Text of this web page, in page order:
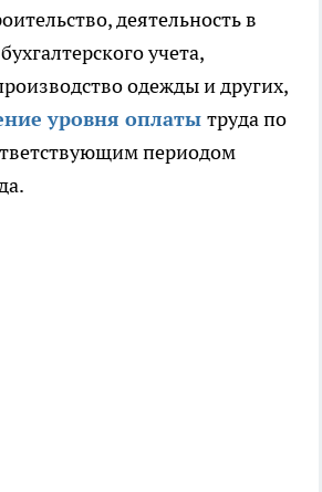
деятельность в
учета,
одежды и других,
уровня оплаты труда по
периодом